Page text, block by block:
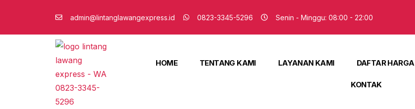
admin@lintanglawangexpress.id 0823-3345-5296 Senin - Minggu: 08:00 - 22:00
HOME TENTANG KAMI LAYANAN KAMI DAFTAR HARGA
KONTAK